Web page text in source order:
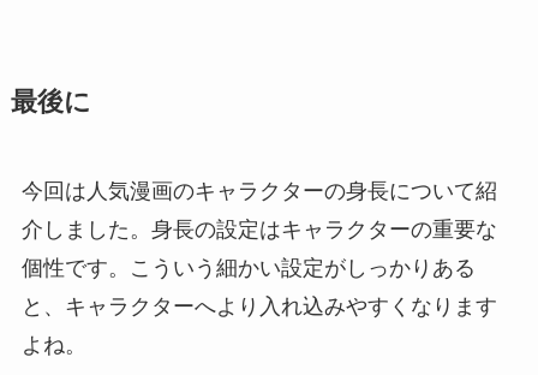
最後に
今回は人気漫画のキャラクターの身長について紹
介しました。身長の設定はキャラクターの重要な
個性です。こういう細かい設定がしっかりある
と、キャラクターへより入れ込みやすくなります
よね。